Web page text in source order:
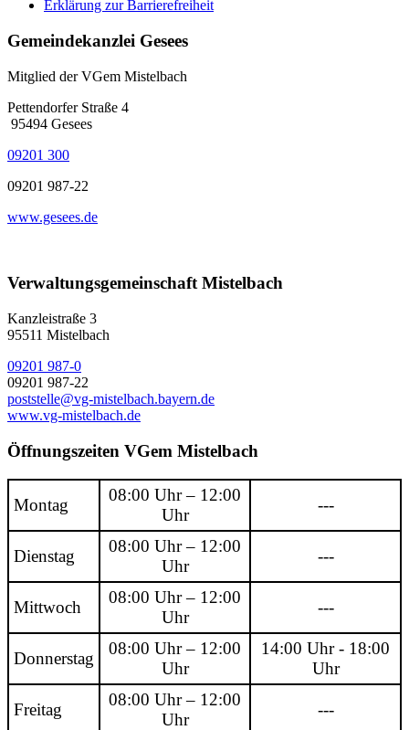
Erklärung zur Barrierefreiheit
Gemeindekanzlei Gesees
Mitglied der VGem Mistelbach
Pettendorfer Straße 4
95494 Gesees
09201 300
09201 987-22
www.gesees.de
Verwaltungsgemeinschaft Mistelbach
Kanzleistraße 3
95511 Mistelbach
09201 987-0
09201 987-22
poststelle@vg-mistelbach.bayern.de
www.vg-mistelbach.de
Öffnungszeiten VGem Mistelbach
Montag
08:00 Uhr – 12:00
Uhr
---
Dienstag
08:00 Uhr – 12:00
Uhr
---
Mittwoch
08:00 Uhr – 12:00
Uhr
---
Donnerstag
08:00 Uhr – 12:00
Uhr
14:00 Uhr - 18:00
Uhr
Freitag
08:00 Uhr – 12:00
Uhr
---